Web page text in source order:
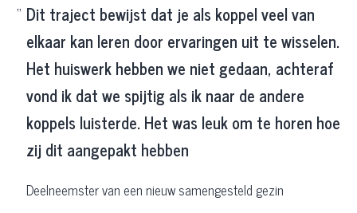
Dit traject bewijst dat je als koppel veel van
elkaar kan leren door ervaringen uit te wisselen.
Het huiswerk hebben we niet gedaan, achteraf
vond ik dat we spijtig als ik naar de andere
koppels luisterde. Het was leuk om te horen hoe
zij dit aangepakt hebben
Deelneemster van een nieuw samengesteld gezin